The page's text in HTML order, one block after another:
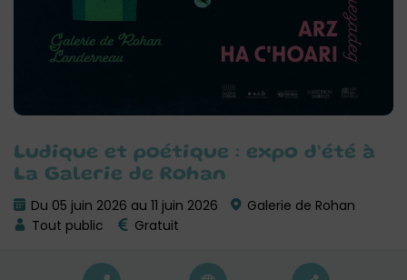
Ludique et poétique : expo d’été à
La Galerie de Rohan
Du 05 juin 2026 au 11 juin 2026
Galerie de Rohan
Tout public
Gratuit